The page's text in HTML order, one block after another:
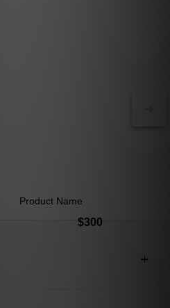
Product Name
$300